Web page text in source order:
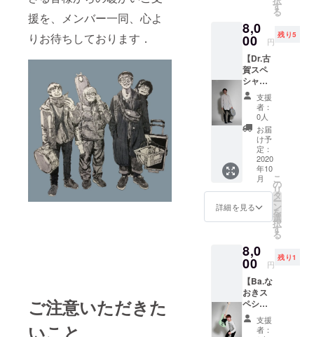
援を、メンバー一同、心よ
りお待ちしております．
ご注意いただきた
いこと
た対応
をさせ
ていた
だきま
す。 郵
送いた
しま
す。 4.
新曲の
音源
メール
で送付
いたし
ます。
年6月27
日から1
年間で
す。仮
に、新
型コロ
ナウイ
ルスの
影響で
通常の
観客動
員ライ
ブが今
後1年間
できな
いと
いった
場合に
は、有
効期限
といっ
た対応
をさせ
ていた
だきま
す。 郵
送いた
しま
ブの日
程、場
所等は
公式HP
(https://
gum-
9.jpn.or
g) にて
ご確認
下さ
い。 現
地まで
の交通
費など
の諸経
費はご
負担を
お願い
しま
効期限
は2020
年6月27
日から1
年間で
す。仮
に、新
型コロ
モ音源
はバン
ドメン
バー自
身でレ
コー
ディン
グ、
ミック
スなど
をした
もので
す。
メール
で送付
ます。
セージ&
奏動画
をお渡
ししま
す！
メール
で送付
いたし
ます。
3. 新曲
の音源
メール
で送付
いたし
ます。
4. 2曲分
音源（3
とは異
モ音源
はバン
ドメン
バー自
身でレ
コー
ディン
グ、
はご負
担お願
いしま
す。 日
程は応
相談で
すが、
目安と
しては
2020年
の9月頃
を想定
してい
ます。
連絡は
メール
でのや
2. お礼
のメッ
セージ&
ミニ演
奏動画
をお渡
ししま
す！
ます！
スを狙
いま
す。 竿
や仕掛
けなど
は無料
で貸し
出しし
ます。
現地ま
での交
通費な
どの諸
経費は
ご負担
お願い
しま
ら300円
以下の
おやつ
を奢り
ます。
日程は
2020年
の9月頃
す
る
8,0
00 円
残り5
【Dr.古
賀スペ
シャ
ル】 リ
ターン
内容 1.
Gum-9
ドラム
の古賀
大蔵と
一緒に
テトリ
スをし
ます！
ガチ対
戦、技
導、一
緒にマ
ラソン
モード
の自己
ベスト
に挑戦
など、
支援
者：
0人
お届
け予
定：
2020
年10
月
詳細を見る
こ
の
リ
タ
ー
ン
を
選
択
す
る
8,0
00 円
残り1
【Ba.な
おきス
ペシャ
ル】 リ
ターン
支援
者：